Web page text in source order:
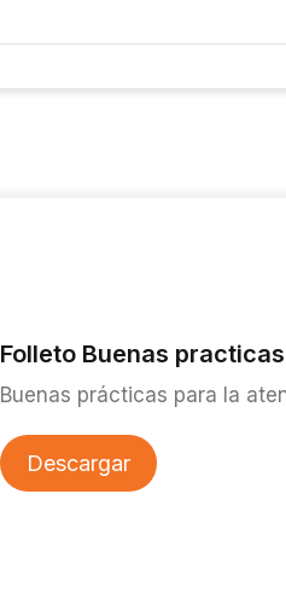
Folleto Buenas
Buenas prácticas para la
Descargar